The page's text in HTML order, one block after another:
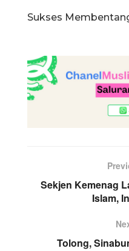
Sukses
Sekjen Kemenag
Islam,
Tolong,